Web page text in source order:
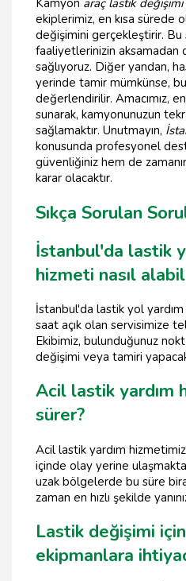
Kamyon araç lastik değişimi
ekiplerimiz, en kısa sürede
değişimini gerçekleştirir. Bu
faaliyetlerinizin aksamadan
sağlıyoruz. Diğer yandan,
yerinde tamir mümkünse,
değerlendirilir. Amacımız, en
sunarak, kamyonunuzun
sağlamaktır. Unutmayın,
konusunda profesyonel
güvenliğiniz hem de
karar olacaktır.
Sıkça Sorulan
İstanbul'da lastik
hizmeti nasıl
İstanbul'da lastik yol
saat açık olan servisimize
Ekibimiz, bulunduğunuz
değişimi veya tamiri
Acil lastik yardım
sürer?
Acil lastik yardım
içinde olay yerine
uzak bölgelerde bu süre
zaman en hızlı şekilde
Lastik değişimi
ekipmanlara